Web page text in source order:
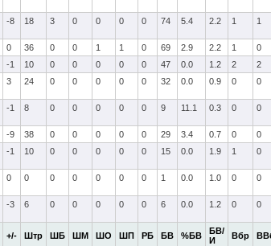
+/- Штр ШБ ШМ ШО ШП РБ БВ %БВ
БВ/
И
Вбр
-8 18 3 0 0 0 0 74 5.4 2.2 1 1
0 36 0 0 1 1 0 69 2.9 2.2 1 0
-1 10 0 0 0 0 0 47 0.0 1.2 2 2
3 24 0 0 0 0 0 32 0.0 0.9 0 0
-1 8 0 0 0 0 0 9 11.1 0.3 0 0
-9 38 0 0 0 0 0 29 3.4 0.7 0 0
-1 10 0 0 0 0 0 15 0.0 1.9 1 0
0 0 0 0 0 0 0 1 0.0 1.0 0 0
-3 6 0 0 0 0 0 6 0.0 1.2 0 0